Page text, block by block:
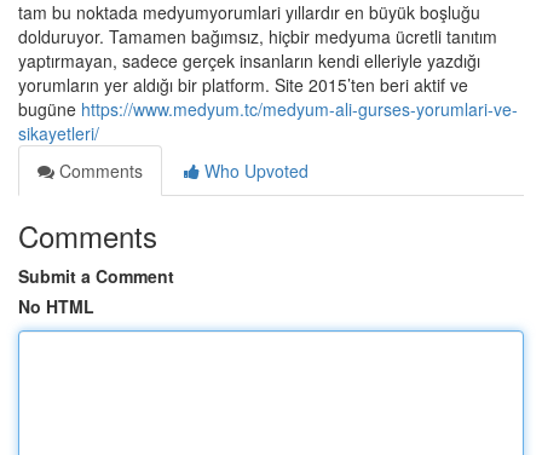
tam bu noktada medyumyorumlari yıllardır en büyük boşluğu
dolduruyor. Tamamen bağımsız, hiçbir medyuma ücretli tanıtım
yaptırmayan, sadece gerçek insanların kendi elleriyle yazdığı
yorumların yer aldığı bir platform. Site 2015’ten beri aktif ve
bugüne https://www.medyum.tc/medyum-ali-gurses-yorumlari-ve-
sikayetleri/
Comments
Who Upvoted
Comments
Submit a Comment
No HTML